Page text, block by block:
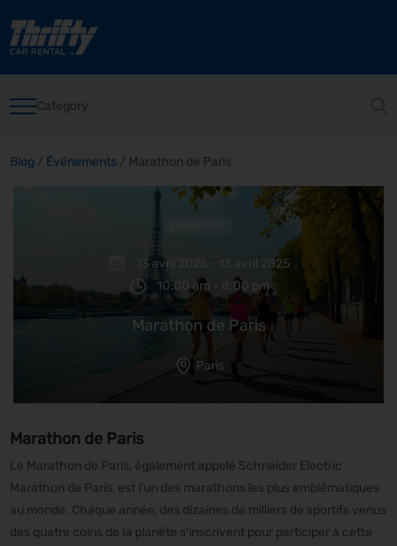
Category
Blog / Événements / Marathon de Paris
13 avril 2025 - 13 avril 2025
10:00 am - 8:00 pm
Marathon de Paris
Paris
Marathon de Paris
Le Marathon de Paris, également appelé Schneider Electric
Marathon de Paris, est l’un des marathons les plus emblématiques
au monde. Chaque année, des dizaines de milliers de sportifs venus
des quatre coins de la planète s’inscrivent pour participer à cette